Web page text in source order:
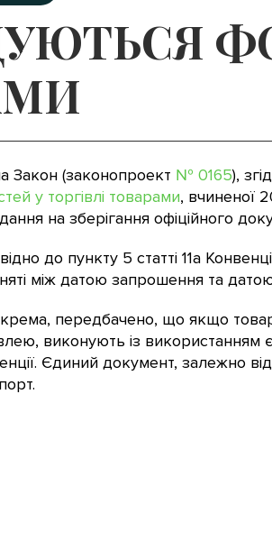
Закон (законопроект № 0165),
у торгівлі товарами, вчиненої
на зберігання офіційного
до пункту 5 статті 11а
між датою запрошення та
передбачено, що якщо
виконують із
Єдиний документ, залежно